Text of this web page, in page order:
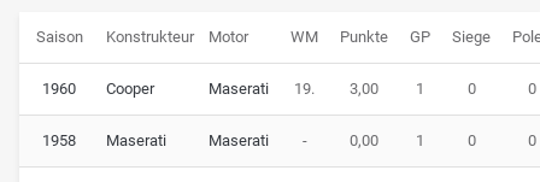
Saison Konstrukteur Motor WM Punkte GP Siege
1960 Cooper Maserati 19. 3,00 1 0 0
1958 Maserati Maserati - 0,00 1 0 0